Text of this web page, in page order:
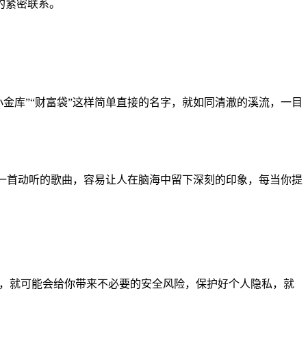
密联系。
库”“财富袋”这样简单直接的名字，就如同清澈的溪流，一目
动听的歌曲，容易让人在脑海中留下深刻的印象，每当你提
就可能会给你带来不必要的安全风险，保护好个人隐私，就